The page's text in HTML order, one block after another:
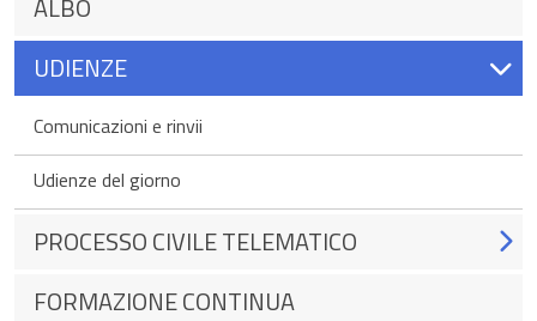
ALBO
UDIENZE
Comunicazioni e rinvii
Udienze del giorno
PROCESSO CIVILE TELEMATICO
FORMAZIONE CONTINUA